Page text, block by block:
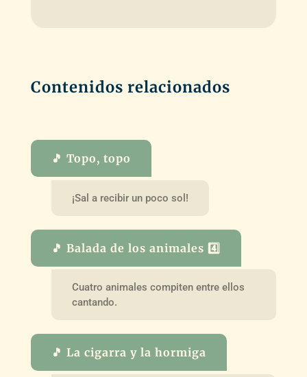
Contenidos relacionados
🎵 Topo, topo
¡Sal a recibir un poco sol!
🎵 Balada de los animales 4️⃣
Cuatro animales compiten entre ellos
cantando.
🎵 La cigarra y la hormiga